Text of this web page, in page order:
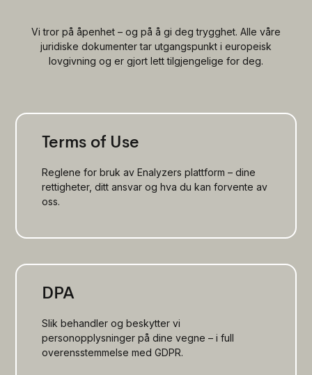
Vi tror på åpenhet – og på å gi deg trygghet. Alle våre
juridiske dokumenter tar utgangspunkt i europeisk
lovgivning og er gjort lett tilgjengelige for deg.
Terms of Use
Reglene for bruk av Enalyzers plattform – dine
rettigheter, ditt ansvar og hva du kan forvente av
oss.
DPA
Slik behandler og beskytter vi
personopplysninger på dine vegne – i full
overensstemmelse med GDPR.